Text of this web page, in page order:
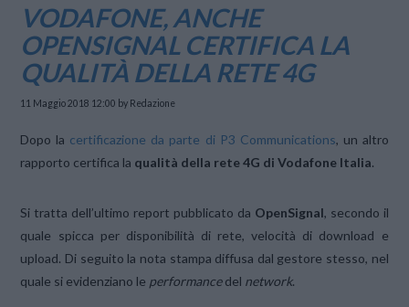
VODAFONE, ANCHE
OPENSIGNAL CERTIFICA LA
QUALITÀ DELLA RETE 4G
11 Maggio 2018 12:00 by Redazione
Dopo la certificazione da parte di P3 Communications, un altro
rapporto certifica la qualità della rete 4G di Vodafone Italia.
Si tratta dell’ultimo report pubblicato da OpenSignal, secondo il
quale spicca per disponibilità di rete, velocità di download e
upload. Di seguito la nota stampa diffusa dal gestore stesso, nel
quale si evidenziano le performancedel network.